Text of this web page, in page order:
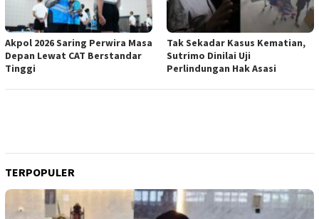
Akpol 2026 Saring Perwira Masa
Depan Lewat CAT Berstandar
Tinggi
Tak Sekadar Kasus Kematian,
Sutrimo Dinilai Uji
Perlindungan Hak Asasi
TERPOPULER